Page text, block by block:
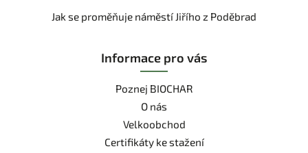
Jak se proměňuje náměstí Jiřího z Poděbrad
Informace pro vás
Poznej BIOCHAR
O nás
Velkoobchod
Certifikáty ke stažení